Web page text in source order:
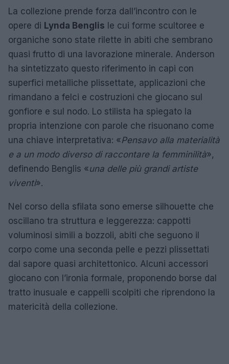
La collezione prende forza dall’incontro con le
opere di Lynda Benglis le cui forme scultoree e
organiche sono state rilette in abiti che sembrano
quasi frutto di una lavorazione minerale. Anderson
ha sintetizzato questo riferimento in capi con
superfici metalliche plissettate, applicazioni che
rimandano a felci e costruzioni che giocano sul
gonfiore e sul nodo. Lo stilista ha spiegato la
propria intenzione con parole che risuonano come
una chiave interpretativa: «Pensavo alla materialità
e a un modo diverso di raccontare la femminilità»,
definendo Benglis «una delle più grandi artiste
viventi».
Nel corso della sfilata sono emerse silhouette che
oscillano tra struttura e leggerezza: cappotti
voluminosi simili a bozzoli, abiti che seguono il
corpo come una seconda pelle e pezzi plissettati
dal sapore quasi architettonico. Alcuni accessori
giocano con l’ironia formale, proponendo borse dal
tratto inusuale e cappelli scolpiti che riprendono la
matericità della collezione.